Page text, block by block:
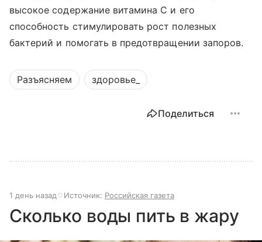
высокое содержание витамина С и его
способность стимулировать рост полезных
бактерий и помогать в предотвращении запоров.
Разъясняем здоровье_
Поделиться
1 день назад Источник: Российская газета
Сколько воды пить в жару